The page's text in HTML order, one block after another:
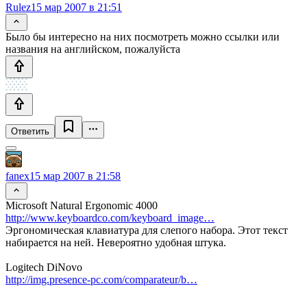
Rulez15 мар 2007 в 21:51
Было бы интересно на них посмотреть можно ссылки или
названия на английском, пожалуйста
Ответить
fanex15 мар 2007 в 21:58
Microsoft Natural Ergonomic 4000
http://www.keyboardco.com/keyboard_image…
Эргономическая клавиатура для слепого набора. Этот текст
набирается на ней. Невероятно удобная штука.
Logitech DiNovo
http://img.presence-pc.com/comparateur/b…